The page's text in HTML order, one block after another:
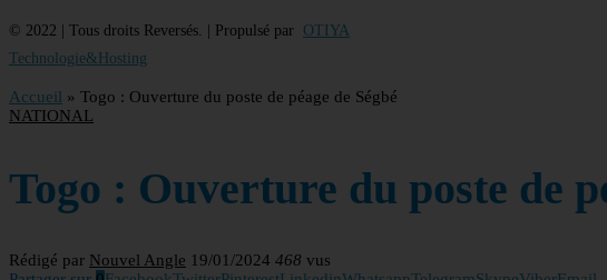
© 2022 | Tous droits Reversés. | Propulsé par OTIYA
Technologie&Hosting
Accueil » Togo : Ouverture du poste de péage de Ségbé
NATIONAL
Togo : Ouverture du poste de
Rédigé par Nouvel Angle 19/01/2024 468 vus